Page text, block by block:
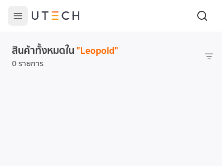
สินค้าทั้งหมดใน"Leopold"
0 รายการ